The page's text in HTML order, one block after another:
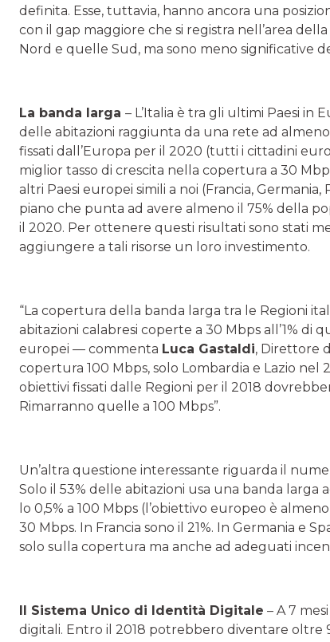
definita. Esse, tuttavia, hanno ancora una
con il gap maggiore che si registra nell’area
Nord e quelle Sud, ma sono meno significative
La banda larga – L’Italia è tra gli ultimi Paesi in
delle abitazioni raggiunta da una rete ad
fissati dall’Europa per il 2020 (tutti i cittadini
miglior tasso di crescita nella copertura a 30
altri Paesi europei simili a noi (Francia,
piano che punta ad avere almeno il 75% della
il 2020. Per ottenere questi risultati sono stati
aggiungere a tali risorse un loro investimento.
“La copertura della banda larga tra le Regioni
abitazioni calabresi coperte a 30 Mbps all’1% di
europei — commenta Luca Gastaldi, Direttore
copertura 100 Mbps, solo Lombardia e Lazio
obiettivi fissati dalle Regioni per il 2018
Rimarranno quelle a 100 Mbps”.
Un’altra questione interessante riguarda il
Solo il 53% delle abitazioni usa una banda larga
lo 0,5% a 100 Mbps (l’obiettivo europeo è
30 Mbps. In Francia sono il 21%. In Germania e
solo sulla copertura ma anche ad adeguati
Il Sistema Unico di Identità Digitale – A 7
digitali. Entro il 2018 potrebbero diventare oltre